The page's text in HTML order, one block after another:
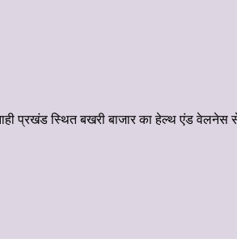
प्रखंड स्थित बखरी बाजार का हेल्थ एंड